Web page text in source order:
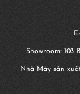
Showroom: 103
Nhà Máy sản